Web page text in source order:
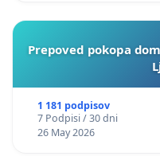
Prepoved pokopa
1 181 podpisov
7 Podpisi / 30 dni
26 May 2026